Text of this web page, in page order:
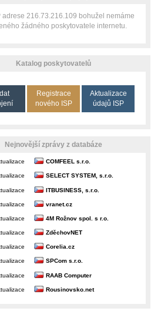
adrese 216.73.216.109 bohužel nemáme
žádného poskytovatele internetu.
Katalog poskytovatelů
Registrace
nového ISP
Aktualizace
údajů ISP
Nejnovější zprávy z databáze
COMFEEL s.r.o.
SELECT SYSTEM, s.r.o.
ITBUSINESS, s.r.o.
vranet.cz
4M Rožnov spol. s r.o.
ZděchovNET
Corelia.cz
SPCom s.r.o.
RAAB Computer
Rousinovsko.net